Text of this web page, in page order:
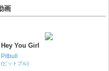
画
Hey You Girl
Pitbull
(ピットブル)